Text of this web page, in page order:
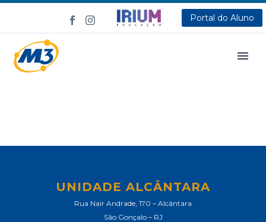
Portal do Aluno
UNIDADE ALCÂNTARA
Rua Nair Andrade, 170 – Alcântara
São Gonçalo – RJ